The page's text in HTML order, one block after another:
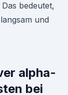
bedeutet,
und
alpha-
bei